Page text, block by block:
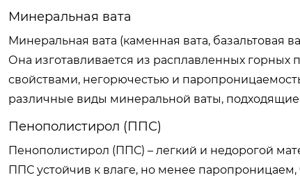
Минеральная вата
Минеральная вата (каменная вата, базальтовая
Она изготавливается из расплавленных
свойствами, негорючестью и
различные виды минеральной ваты, подходящие
Пенополистирол (ППС)
Пенополистирол (ППС) – легкий и недорогой
ППС устойчив к влаге, но менее